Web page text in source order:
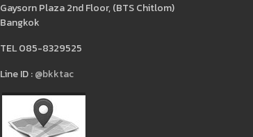
Gaysorn Plaza 2nd Floor, (BTS Chitlom)
Bangkok
TEL 085-8329525
Line ID :@bkktac